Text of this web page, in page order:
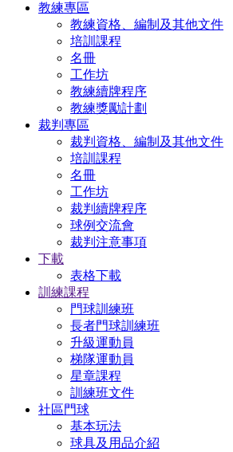
教練專區
教練資格、編制及其他文件
培訓課程
名冊
工作坊
教練續牌程序
教練獎勵計劃
裁判專區
裁判資格、編制及其他文件
培訓課程
名冊
工作坊
裁判續牌程序
球例交流會
裁判注意事項
下載
表格下載
訓練課程
門球訓練班
長者門球訓練班
升級運動員
梯隊運動員
星章課程
訓練班文件
社區門球
基本玩法
球具及用品介紹